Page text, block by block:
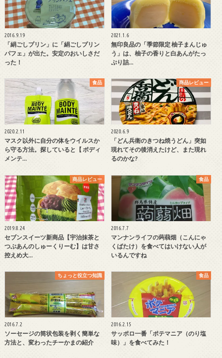
2016.9.19
「絹ごしプリン」に「絹ごしプリン
パフェ」が出た。安定のおいしさだ
った！
2021.1.6
無印良品の「季節限定 柚子まんじゅ
う」は、柚子の香りと白あんがたっ
ぷり詰…
食品
2020.2.11
マスク以外に自分の体をウイルスか
ら守る方法。探していると【 ボディ
メンテ…
商品レビュー
2020.6.9
「どん兵衛のきつね焼うどん」突如
現れてその後消えたけど、また現れ
るのかな?
商品レビュー
2019.8.24
セブンスイーツ新商品【宇治抹茶と
つぶあんのしゅーくりーむ】は甘さ
控えめ大…
食品
2016.7.7
マンナンライフの蒟蒻畑（こんにゃ
くばたけ）を食べてはいけない人が
いるんですね
ちょっと役立つ知識
2016.7.2
ソーセージの筒状包装を剥く簡単な
方法と、変わったチーかまの紹介
食品
2016.2.15
サッポロ一番「ポテマニア（のり塩
味）」を食べてみた！